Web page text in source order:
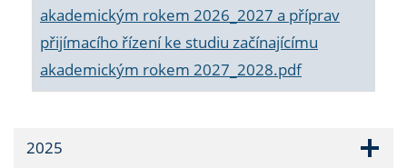
akademickým rokem 2026_2027 a příprav
přijímacího řízení ke studiu začínajícímu
akademickým rokem 2027_2028.pdf
2025